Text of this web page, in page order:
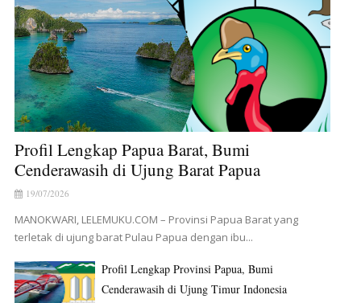
Profil Lengkap Papua Barat, Bumi
Cenderawasih di Ujung Barat Papua
19/07/2026
MANOKWARI, LELEMUKU.COM – Provinsi Papua Barat yang
terletak di ujung barat Pulau Papua dengan ibu...
Profil Lengkap Provinsi Papua, Bumi
Cenderawasih di Ujung Timur Indonesia